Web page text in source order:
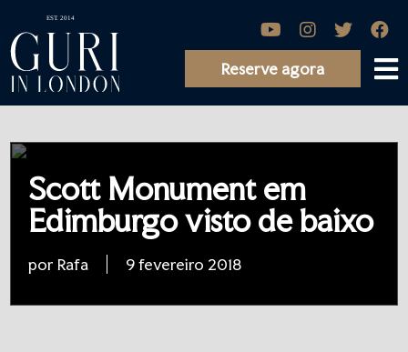
Reserve agora
Scott Monument em
Edimburgo visto de baixo
por Rafa 9 fevereiro 2018